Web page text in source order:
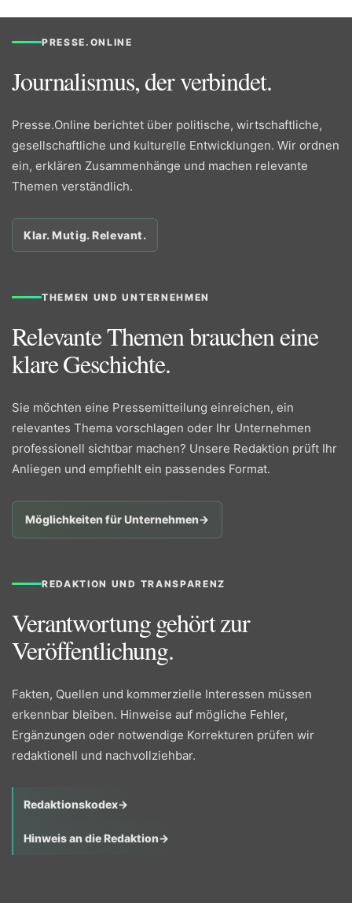
PRESSE.ONLINE
Journalismus, der verbindet.
Presse.Online berichtet über politische, wirtschaftliche,
gesellschaftliche und kulturelle Entwicklungen. Wir ordnen
ein, erklären Zusammenhänge und machen relevante
Themen verständlich.
Klar. Mutig. Relevant.
THEMEN UND UNTERNEHMEN
Relevante Themen brauchen eine
klare Geschichte.
Sie möchten eine Pressemitteilung einreichen, ein
relevantes Thema vorschlagen oder Ihr Unternehmen
professionell sichtbar machen? Unsere Redaktion prüft Ihr
Anliegen und empfiehlt ein passendes Format.
Möglichkeiten für Unternehmen→
REDAKTION UND TRANSPARENZ
Verantwortung gehört zur
Veröffentlichung.
Fakten, Quellen und kommerzielle Interessen müssen
erkennbar bleiben. Hinweise auf mögliche Fehler,
Ergänzungen oder notwendige Korrekturen prüfen wir
redaktionell und nachvollziehbar.
Redaktionskodex→
Hinweis an die Redaktion→